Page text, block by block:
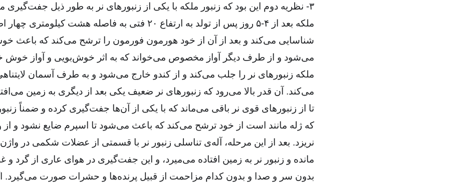
۳- نظریه دوم این بود که زنبور ملکه با یکی از زنبورهای نر به طور ذیل جفت‌گیری
ملکه بعد از ۴-۵ روز پس از تولد به ارتفاع ۲۰ فتی به فاصله هشت
شناسایی می‌کند و بعد از آن از خود هورمون فورمون را ترشح می‌کند که باعث
می‌شود و از طرف دیگر آواز مخصوص می‌خواند که به اثر خوش‌بویی و آواز خوش
ملکه زنبورهای نر را جلب می‌کند و از کندو خارج می‌شود و به طرف آسمان
می‌کند. آن قدر بالا می‌رود که زنبورهای نر ضعیف یکی بعد از دیگری به زمین
تا از زنبورهای قوی نر باقی می‌ماند که با یکی از آن‌ها جفت‌گیری کرده و ضمناً
که ژله مانند است از خود ترشح می‌کند که باعث می‌شود تا اسپرم ضایع نشود و از
نریزد. بعد از این مرحله، آله‌ی تناسلی زنبور نر با قسمتی از عضلات شکمی در واژن
مانده و زنبور نر به زمین افتاده می‌میرد، و این جفت‌گیری در هوای عاری از گرد و
بدون سر و صدا و بدون کدام مزاحمت از قبیل پرنده‌ها و حشرات صورت می‌گیرد.